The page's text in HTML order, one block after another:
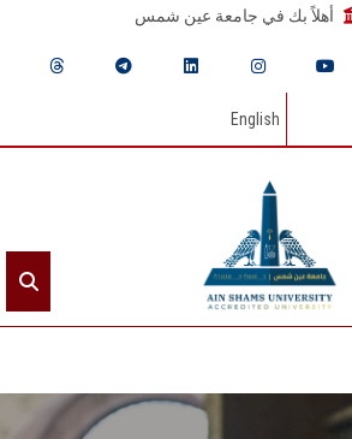
أهلاً بك في جامعة عين شمس
English
الرئيسيـة